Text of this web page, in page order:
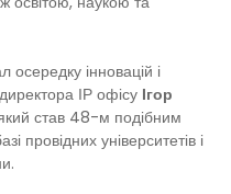
інновацій і
ІР офісу Ігор
який став 48-м подібним
провідних університетів і